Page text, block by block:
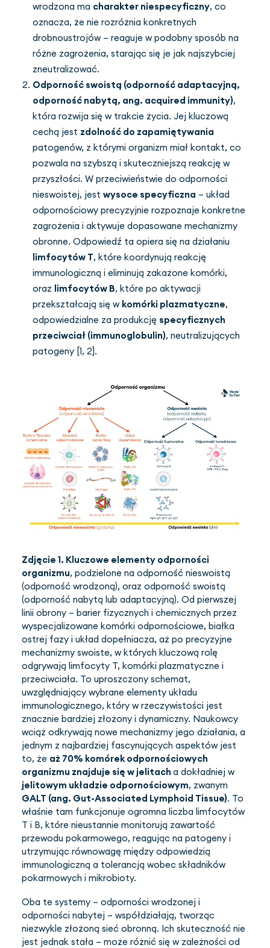
wrodzona ma charakter niespecyficzny, co
oznacza, że nie rozróżnia konkretnych
drobnoustrojów – reaguje w podobny sposób na
różne zagrożenia, starając się je jak najszybciej
zneutralizować.
Odporność swoistą (odporność adaptacyjną,
odporność nabytą, ang. acquired immunity),
która rozwija się w trakcie życia. Jej kluczową
cechą jest zdolność do zapamiętywania
patogenów, z którymi organizm miał kontakt, co
pozwala na szybszą i skuteczniejszą reakcję w
przyszłości. W przeciwieństwie do odporności
nieswoistej, jest wysoce specyficzna – układ
odpornościowy precyzyjnie rozpoznaje konkretne
zagrożenia i aktywuje dopasowane mechanizmy
obronne. Odpowiedź ta opiera się na działaniu
limfocytów T, które koordynują reakcję
immunologiczną i eliminują zakażone komórki,
oraz limfocytów B, które po aktywacji
przekształcają się w komórki plazmatyczne,
odpowiedzialne za produkcję specyficznych
przeciwciał (immunoglobulin), neutralizujących
patogeny [1, 2].
Zdjęcie 1. Kluczowe elementy odporności
organizmu, podzielone na odporność nieswoistą
(odporność wrodzoną), oraz odporność swoistą
(odporność nabytą lub adaptacyjną). Od pierwszej
linii obrony – barier fizycznych i chemicznych przez
wyspecjalizowane komórki odpornościowe, białka
ostrej fazy i układ dopełniacza, aż po precyzyjne
mechanizmy swoiste, w których kluczową rolę
odgrywają limfocyty T, komórki plazmatyczne i
przeciwciała. To uproszczony schemat,
uwzględniający wybrane elementy układu
immunologicznego, który w rzeczywistości jest
znacznie bardziej złożony i dynamiczny. Naukowcy
wciąż odkrywają nowe mechanizmy jego działania, a
jednym z najbardziej fascynujących aspektów jest
to, że aż 70% komórek odpornościowych
organizmu znajduje się w jelitach a dokładniej w
jelitowym układzie odpornościowym, zwanym
GALT (ang. Gut-Associated Lymphoid Tissue). To
właśnie tam funkcjonuje ogromna liczba limfocytów
T i B, które nieustannie monitorują zawartość
przewodu pokarmowego, reagując na patogeny i
utrzymując równowagę między odpowiedzią
immunologiczną a tolerancją wobec składników
pokarmowych i mikrobioty.
Oba te systemy – odporności wrodzonej i
odporności nabytej – współdziałają, tworząc
niezwykle złożoną sieć obronną. Ich skuteczność nie
jest jednak stała – może różnić się w zależności od